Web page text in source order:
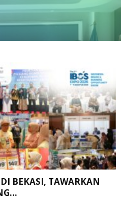
BEKASI, TAWARKAN